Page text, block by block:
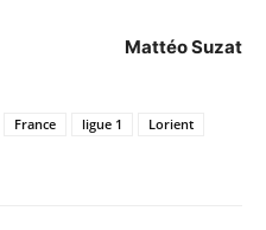
Mattéo Suzat
France ligue 1
Lorient